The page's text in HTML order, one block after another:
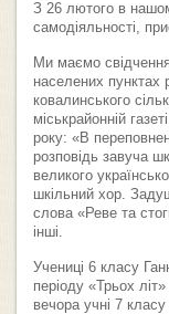
З 26 лютого в
самодіяльності,
Ми маємо
населених пунктах
ковалинського
міськрайонній
року: «В
розповідь завуча
великого
шкільний хор.
слова «Реве та
інші.
Учениці 6 класу
періоду «Трьох
вечора учні 7